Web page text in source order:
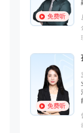
免费听
免费听